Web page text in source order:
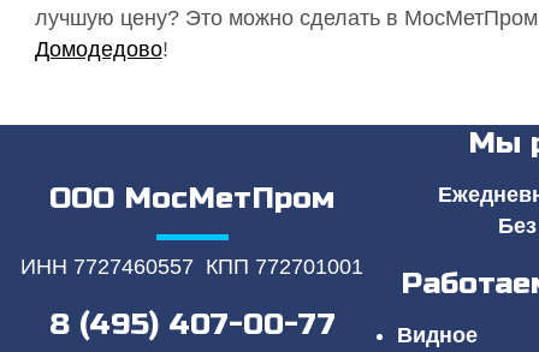
лучшую цену? Это можно сделать в
Домодедово!
ООО МосМетПром
ИНН 7727460557 КПП 772701001
8 (495) 407-00-77
Мы
Видное